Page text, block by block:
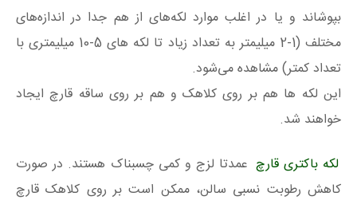
بپوشاند و یا در اغلب موارد لکه‌های از هم جدا در اندازه‌های
مختلف (1-2 میلیمتر به تعداد زیاد تا لکه های 5-10 میلیمتری با
تعداد کمتر) مشاهده می‌شود.
این لکه ها هم بر روی کلاهک و هم بر روی ساقه قارچ ایجاد
خواهند شد.
لکه باکتری قارچ عمدتا لزج و کمی چسبناک هستند. در صورت
کاهش رطوبت نسبی سالن، ممکن است بر روی کلاهک قارچ